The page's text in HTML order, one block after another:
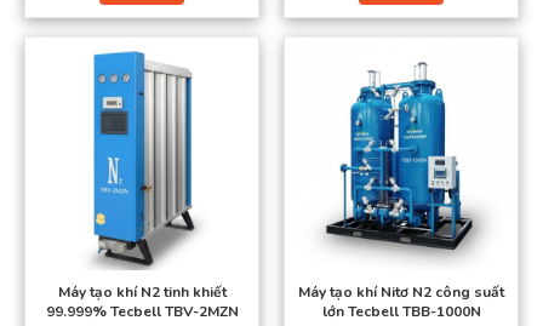
Máy tạo khí N2 tinh khiết
99.999% Tecbell TBV-2MZN
Máy tạo khí Nitơ N2 công suất
lớn Tecbell TBB-1000N